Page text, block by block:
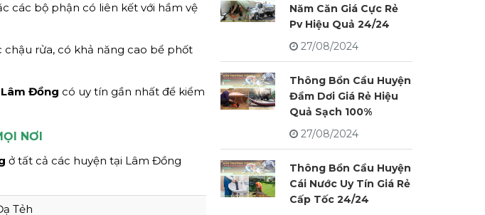
các bộ phận có liên kết với hầm vệ
rửa, có khả năng cao bể phốt
Lâm Đồng có uy tín gần nhất để kiểm
NƠI
ở tất cả các huyện tại Lâm Đồng
Tẻh
Năm Căn Giá Cực Rẻ
Pv Hiệu Quả 24/24
27/08/2024
Thông Bồn Cầu Huyện
Đầm Dơi Giá Rẻ Hiệu
Quả Sạch 100%
27/08/2024
Thông Bồn Cầu Huyện
Cái Nước Uy Tín Giá Rẻ
Cấp Tốc 24/24